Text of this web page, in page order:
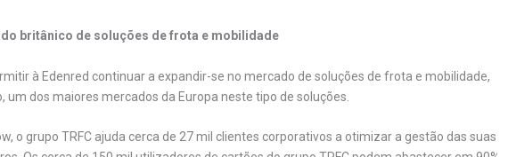
britânico de soluções de frota e mobilidade
à Edenred continuar a expandir-se no mercado de soluções de frota e mobilidade,
um dos maiores mercados da Europa neste tipo de soluções.
o grupo TRFC ajuda cerca de 27 mil clientes corporativos a otimizar a gestão das suas